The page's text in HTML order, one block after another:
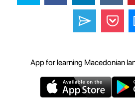
App for learning Macedonian